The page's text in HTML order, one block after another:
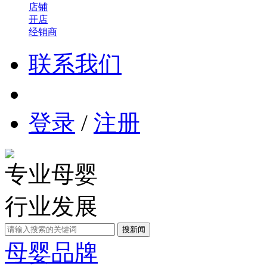
店铺
开店
经销商
联系我们
登录 / 注册
专业母婴
行业发展
母婴品牌